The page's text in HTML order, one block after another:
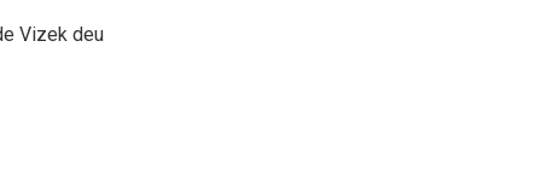
Vizek deu